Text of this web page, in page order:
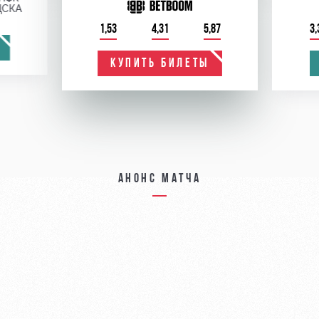
1,53 4,31 5,87
КУПИТЬ БИЛЕТЫ
Анонс матча